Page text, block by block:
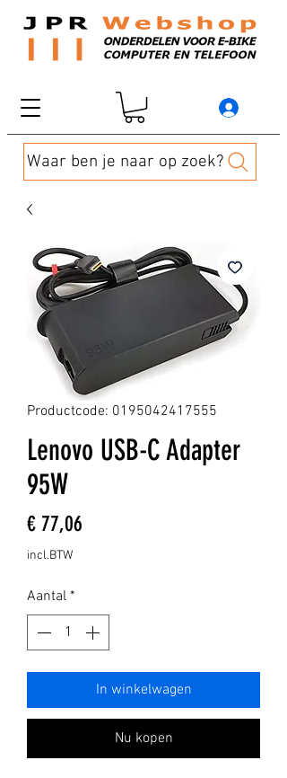
Waar ben je naar op zoek?
Productcode: 0195042417555
Lenovo USB-C Adapter
95W
€ 77,06
incl.BTW
Aantal *
In winkelwagen
Nu kopen